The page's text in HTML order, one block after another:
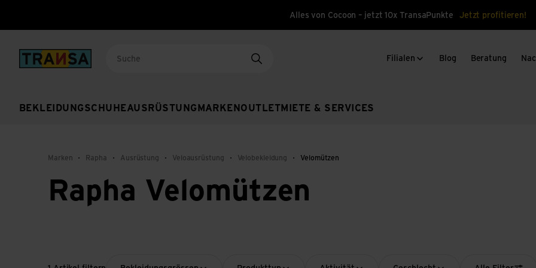
Alles von Cocoon – jetzt 10x TransaPunkte Jetzt profitieren!
Back to home
BEKLEIDUNGSCHUHEAUSRÜSTUNG MARKEN OUTLET MIETE & SERVICES
Filialen Blog Beratung
Marken Rapha Ausrüstung Veloausrüstung Velobekleidung Velomützen
Rapha Velomützen